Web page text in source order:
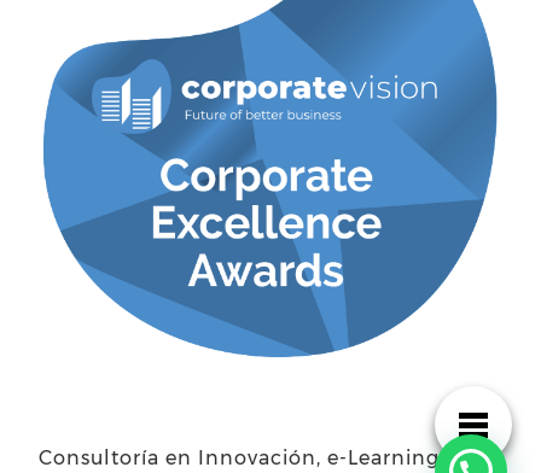
Consultoría en Innovación, e-Learning y TI